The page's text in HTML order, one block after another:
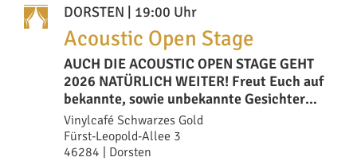
DORSTEN | 19:00 Uhr
Acoustic Open Stage
AUCH DIE ACOUSTIC OPEN STAGE GEHT
2026 NATÜRLICH WEITER! Freut Euch auf
bekannte, sowie unbekannte Gesichter
auf uns
Vinylcafé Schwarzes Gold
Fürst-Leopold-Allee 3
46284 | Dorsten